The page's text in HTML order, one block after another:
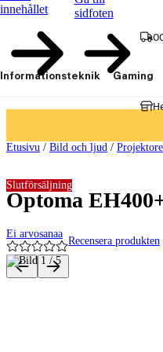
innehållet
sidfoten
Informationsteknik Gaming
Etusivu / Bild och ljud /
Optoma
Ei arvosanaa
Recensera produkten
Slutförsäljning
Produktbilder och